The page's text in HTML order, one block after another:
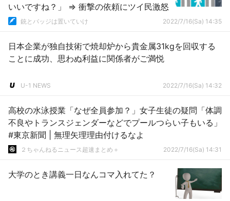
いいですね？」 ⇒ 衝撃の依頼にツイ民激怒
銃とバッジは置いていけ 2022/7/16(Sa) 14:35
日本企業が独自技術で焼却炉から貴金属31kgを回収する
ことに成功、思わぬ利益に関係者がご満悦
U-1 NEWS 2022/7/16(Sa) 14:32
高校の水泳授業「なぜ全員参加？」女子生徒の疑問「体調
不良やトランスジェンダーなどでプールつらい子もいる」
#東京新聞 | 無理矢理理由付けるなよ
２ちゃんねるニュース超速まとめ＋ 2022/7/16(Sa) 14:31
大学のとき講義一日なんコマ入れてた？